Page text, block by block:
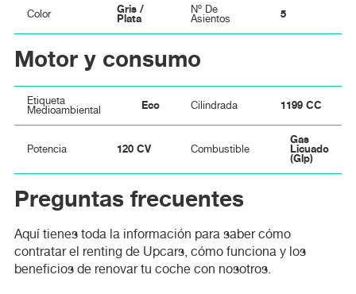
Color Gris /
Plata
Nº De
Asientos
5
Motor y consumo
Etiqueta
Medioambiental
Eco Cilindrada 1199 CC
Potencia 120 CV Combustible
Gas
Licuado
(glp)
Preguntas frecuentes
Aquí tienes toda la información para saber cómo
contratar el renting de Upcars, cómo funciona y los
beneficios de renovar tu coche con nosotros.